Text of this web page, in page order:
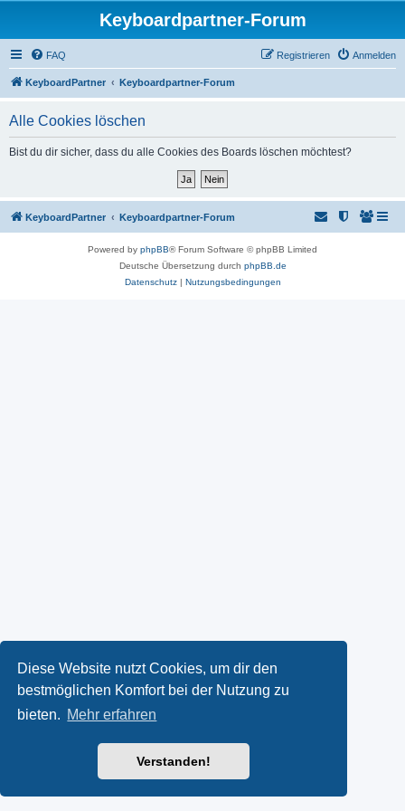
Diese Website nutzt Cookies, um dir den
bestmöglichen Komfort bei der Nutzung zu
bieten. Mehr erfahren
Verstanden!
Keyboardpartner-Forum
FAQ Anmelden
Registrieren
KeyboardPartner Keyboardpartner-Forum
Alle Cookies löschen
Bist du dir sicher, dass du alle Cookies des Boards löschen möchtest?
KeyboardPartner Keyboardpartner-Forum
Powered by phpBB® Forum Software © phpBB Limited
Deutsche Übersetzung durch phpBB.de
Datenschutz| Nutzungsbedingungen